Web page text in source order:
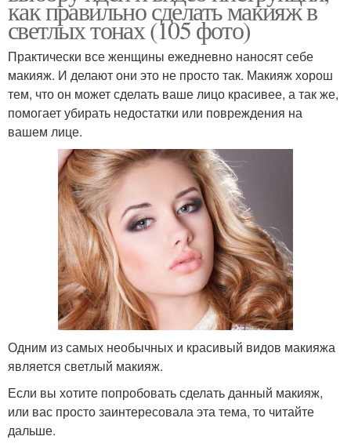
как правильно сделать макияж в
светлых тонах (105 фото)
Практически все женщины ежедневно наносят себе
макияж. И делают они это не просто так. Макияж хорош
тем, что он может сделать ваше лицо красивее, а так же,
помогает убирать недостатки или повреждения на
вашем лице.
Одним из самых необычных и красивый видов макияжа
является светлый макияж.
Если вы хотите попробовать сделать данный макияж,
или вас просто заинтересовала эта тема, то читайте
дальше.